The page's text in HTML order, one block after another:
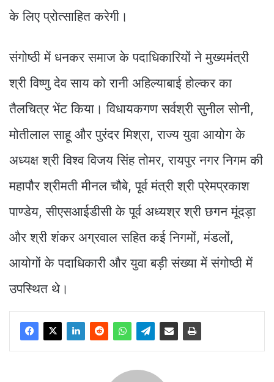
के लिए प्रोत्साहित करेगी।
संगोष्ठी में धनकर समाज के पदाधिकारियों ने मुख्यमंत्री
श्री विष्णु देव साय को रानी अहिल्याबाई होल्कर का
तैलचित्र भेंट किया। विधायकगण सर्वश्री सुनील सोनी,
मोतीलाल साहू और पुरंदर मिश्रा, राज्य युवा आयोग के
अध्यक्ष श्री विश्व विजय सिंह तोमर, रायपुर नगर निगम की
महापौर श्रीमती मीनल चौबे, पूर्व मंत्री श्री प्रेमप्रकाश
पाण्डेय, सीएसआईडीसी के पूर्व अध्यश्र श्री छगन मूंदड़ा
और श्री शंकर अग्रवाल सहित कई निगमों, मंडलों,
आयोगों के पदाधिकारी और युवा बड़ी संख्या में संगोष्ठी में
उपस्थित थे।